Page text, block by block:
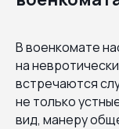
В военкомате
на
встречаются
не только
вид, манеру